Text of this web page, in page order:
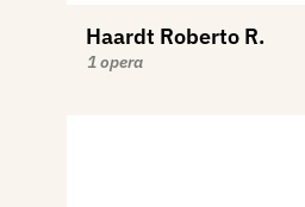
Haardt Roberto R.
1 opera